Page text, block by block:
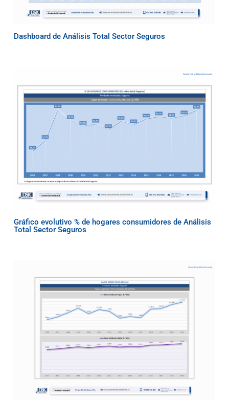
Dashboard de Análisis Total Sector Seguros
Gráfico evolutivo % de hogares consumidores de Análisis
Total Sector Seguros